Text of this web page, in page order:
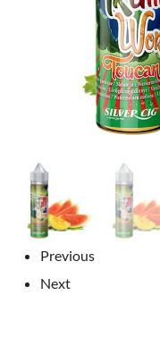
Previous
Next